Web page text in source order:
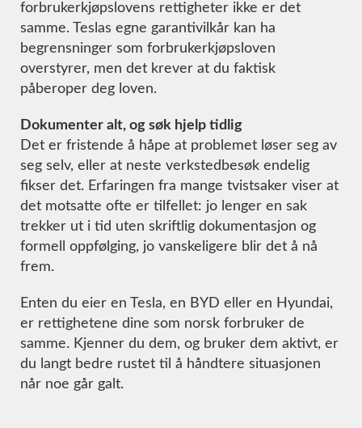
forbrukerkjøpslovens rettigheter ikke er det
samme. Teslas egne garantivilkår kan ha
begrensninger som forbrukerkjøpsloven
overstyrer, men det krever at du faktisk
påberoper deg loven.
Dokumenter alt, og søk hjelp tidlig
Det er fristende å håpe at problemet løser seg av
seg selv, eller at neste verkstedbesøk endelig
fikser det. Erfaringen fra mange tvistsaker viser at
det motsatte ofte er tilfellet: jo lenger en sak
trekker ut i tid uten skriftlig dokumentasjon og
formell oppfølging, jo vanskeligere blir det å nå
frem.
Enten du eier en Tesla, en BYD eller en Hyundai,
er rettighetene dine som norsk forbruker de
samme. Kjenner du dem, og bruker dem aktivt, er
du langt bedre rustet til å håndtere situasjonen
når noe går galt.